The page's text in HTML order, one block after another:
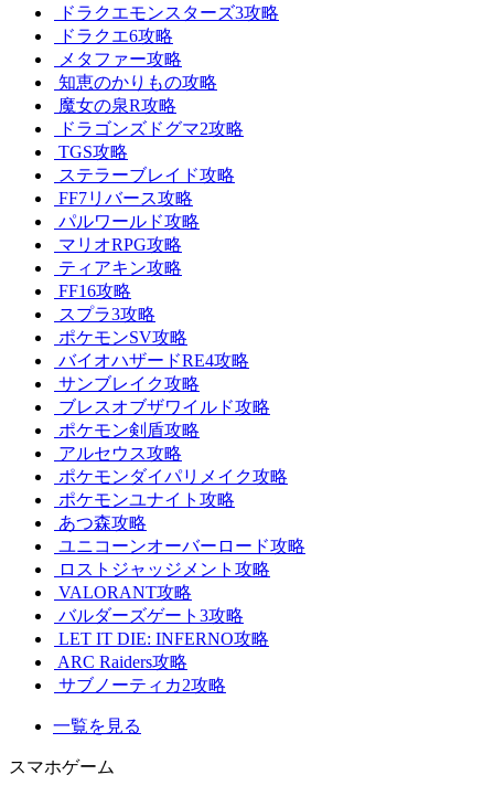
ドラクエモンスターズ3攻略
ドラクエ6攻略
メタファー攻略
知恵のかりもの攻略
魔女の泉R攻略
ドラゴンズドグマ2攻略
TGS攻略
ステラーブレイド攻略
FF7リバース攻略
パルワールド攻略
マリオRPG攻略
ティアキン攻略
FF16攻略
スプラ3攻略
ポケモンSV攻略
バイオハザードRE4攻略
サンブレイク攻略
ブレスオブザワイルド攻略
ポケモン剣盾攻略
アルセウス攻略
ポケモンダイパリメイク攻略
ポケモンユナイト攻略
あつ森攻略
ユニコーンオーバーロード攻略
ロストジャッジメント攻略
VALORANT攻略
バルダーズゲート3攻略
LET IT DIE: INFERNO攻略
ARC Raiders攻略
サブノーティカ2攻略
一覧を見る
スマホゲーム